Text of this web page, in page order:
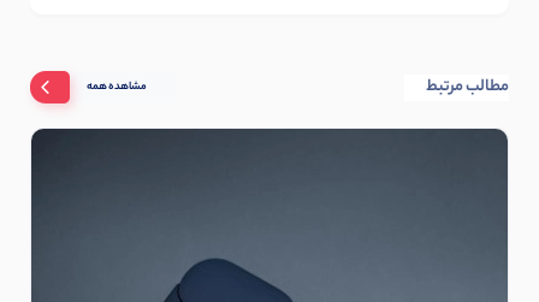
مطالب مرتبط مشاهده همه